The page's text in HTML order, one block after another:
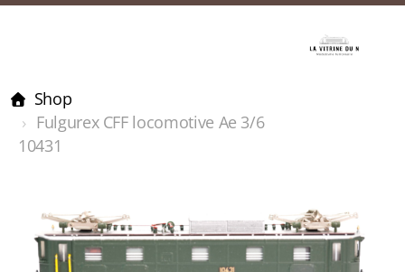
Shop
Fulgurex CFF locomotive Ae 3/6
10431